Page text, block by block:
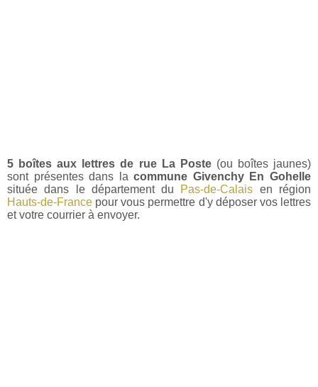
5 boîtes aux lettres de rue La Poste(ou boîtes jaunes)
sont présentes dans lacommune Givenchy En Gohelle
située dans le département du Pas-de-Calais en région
Hauts-de-France pour vous permettre d'y déposer vos lettres
et votre courrier à envoyer.